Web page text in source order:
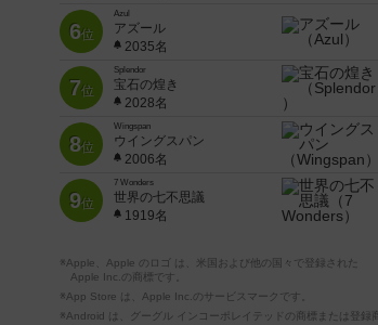
6位
Azul
アズール
2035名
7位
Splendor
宝石の煌き
2028名
8位
Wingspan
ウイングスパン
2006名
9位
7 Wonders
世界の七不思議
1919名
※Apple、Apple のロゴ は、米国および他の国々で登録された
Apple Inc.の商標です。
※App Store は、Apple Inc.のサービスマークです。
※Android は、グーグル インコーポレイテッドの商標または登録商